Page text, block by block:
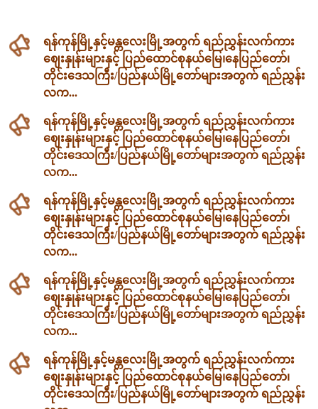
ရန်ကုန်မြို့နှင့်မန္တလေးမြို့အတွက် ရည်ညွှန်းလက်ကား
ဈေးနှုန်းများနှင့် ပြည်ထောင်စုနယ်မြေ၊နေပြည်တော်၊
တိုင်းဒေသကြီး/ပြည်နယ်မြို့တော်များအတွက် ရည်ညွှန်း
လက...
ရန်ကုန်မြို့နှင့်မန္တလေးမြို့အတွက် ရည်ညွှန်းလက်ကား
ဈေးနှုန်းများနှင့် ပြည်ထောင်စုနယ်မြေ၊နေပြည်တော်၊
တိုင်းဒေသကြီး/ပြည်နယ်မြို့တော်များအတွက် ရည်ညွှန်း
လက...
ရန်ကုန်မြို့နှင့်မန္တလေးမြို့အတွက် ရည်ညွှန်းလက်ကား
ဈေးနှုန်းများနှင့် ပြည်ထောင်စုနယ်မြေ၊နေပြည်တော်၊
တိုင်းဒေသကြီး/ပြည်နယ်မြို့တော်များအတွက် ရည်ညွှန်း
လက...
ရန်ကုန်မြို့နှင့်မန္တလေးမြို့အတွက် ရည်ညွှန်းလက်ကား
ဈေးနှုန်းများနှင့် ပြည်ထောင်စုနယ်မြေ၊နေပြည်တော်၊
တိုင်းဒေသကြီး/ပြည်နယ်မြို့တော်များအတွက် ရည်ညွှန်း
လက...
ရန်ကုန်မြို့နှင့်မန္တလေးမြို့အတွက် ရည်ညွှန်းလက်ကား
ဈေးနှုန်းများနှင့် ပြည်ထောင်စုနယ်မြေ၊နေပြည်တော်၊
တိုင်းဒေသကြီး/ပြည်နယ်မြို့တော်များအတွက် ရည်ညွှန်း